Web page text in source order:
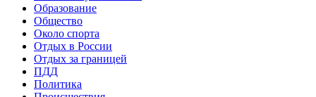
Образование
Общество
Около спорта
Отдых в России
Отдых за границей
ПДД
Политика